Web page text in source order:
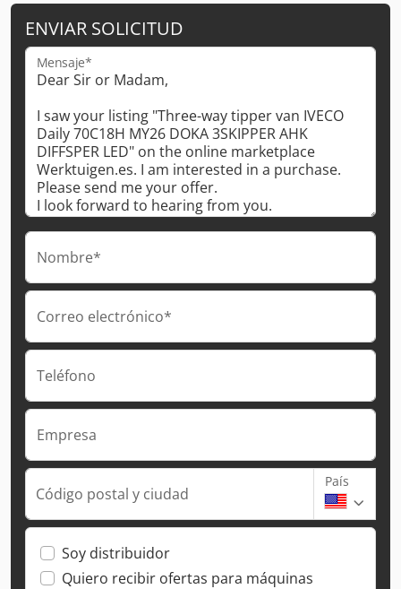
ENVIAR SOLICITUD
Mensaje*
Nombre*
Correo electrónico*
Teléfono
Empresa
Código postal y ciudad
País
Soy distribuidor
Quiero recibir ofertas para máquinas